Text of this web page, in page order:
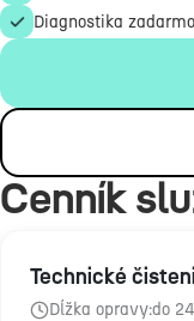
Diagnostika
Cenník
Technické
Dĺžka opravy:do